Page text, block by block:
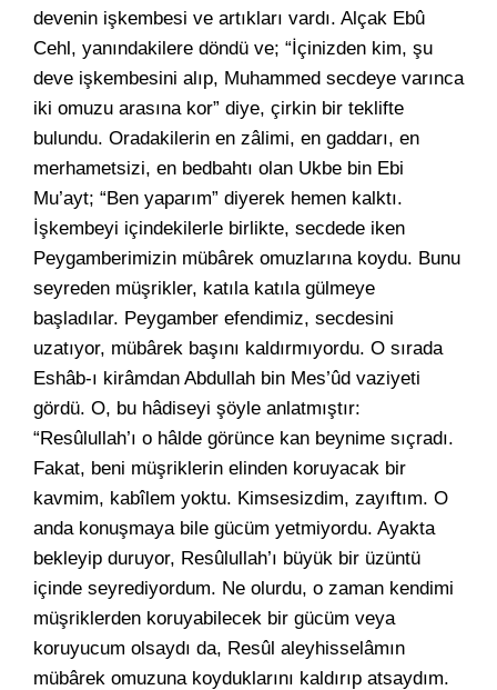
devenin işkembesi ve artıkları vardı. Alçak Ebû
Cehl, yanındakilere döndü ve; “İçinizden kim, şu
deve işkembesini alıp, Muhammed secdeye varınca
iki omuzu arasına kor” diye, çirkin bir teklifte
bulundu. Oradakilerin en zâlimi, en gaddarı, en
merhametsizi, en bedbahtı olan Ukbe bin Ebi
Mu’ayt; “Ben yaparım” diyerek hemen kalktı.
İşkembeyi içindekilerle birlikte, secdede iken
Peygamberimizin mübârek omuzlarına koydu. Bunu
seyreden müşrikler, katıla katıla gülmeye
başladılar. Peygamber efendimiz, secdesini
uzatıyor, mübârek başını kaldırmıyordu. O sırada
Eshâb-ı kirâmdan Abdullah bin Mes’ûd vaziyeti
gördü. O, bu hâdiseyi şöyle anlatmıştır:
“Resûlullah’ı o hâlde görünce kan beynime sıçradı.
Fakat, beni müşriklerin elinden koruyacak bir
kavmim, kabîlem yoktu. Kimsesizdim, zayıftım. O
anda konuşmaya bile gücüm yetmiyordu. Ayakta
bekleyip duruyor, Resûlullah’ı büyük bir üzüntü
içinde seyrediyordum. Ne olurdu, o zaman kendimi
müşriklerden koruyabilecek bir gücüm veya
koruyucum olsaydı da, Resûl aleyhisselâmın
mübârek omuzuna koyduklarını kaldırıp atsaydım.